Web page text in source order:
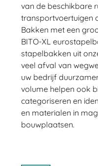
van de beschikbare
transportvoertuigen
Bakken met een
BITO-XL
stapelbakken uit
veel afval van
uw bedrijf
volume helpen ook
categoriseren en
en materialen in
bouwplaatsen.